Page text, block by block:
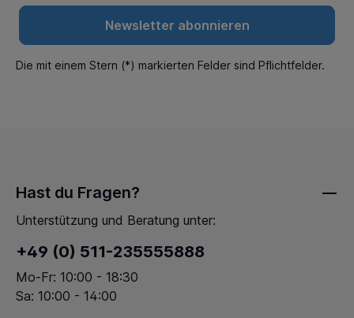
Newsletter abonnieren
Die mit einem Stern (*) markierten Felder sind Pflichtfelder.
Hast du Fragen?
Unterstützung und Beratung unter:
+49 (0) 511-235555888
Mo-Fr: 10:00 - 18:30
Sa: 10:00 - 14:00